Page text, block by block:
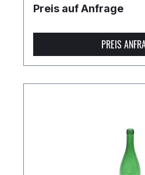
Preis auf Anfrage
PREIS